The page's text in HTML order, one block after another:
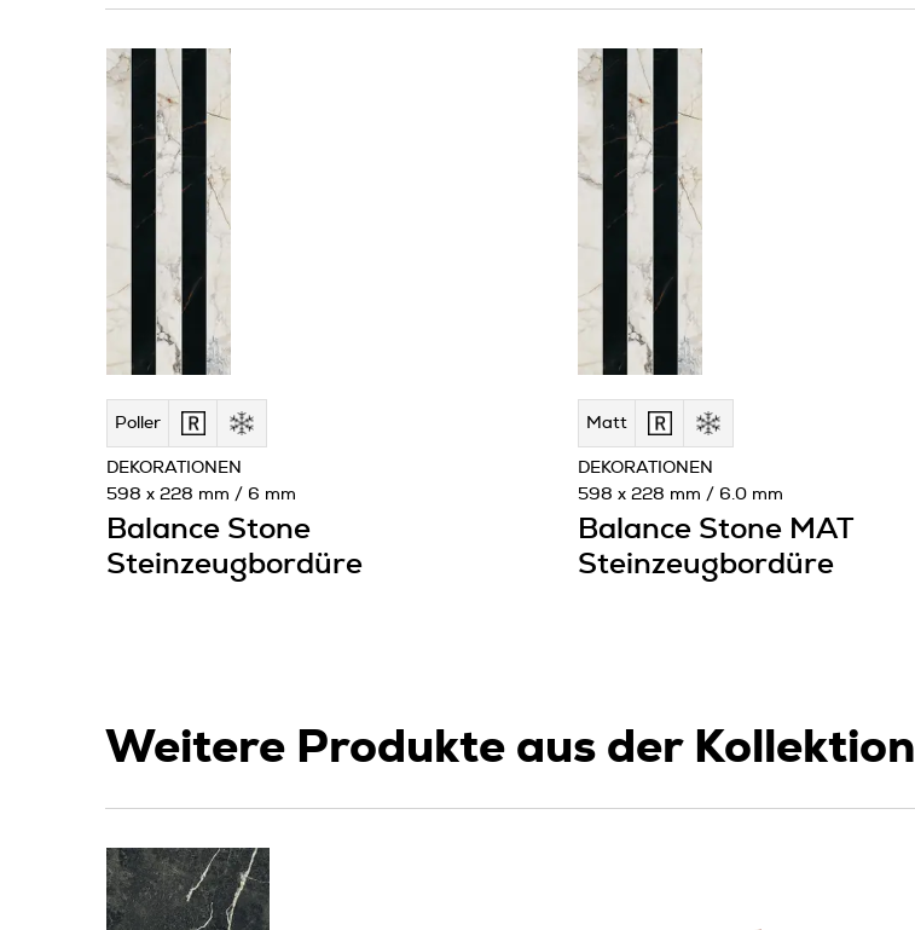
Poller
Balance Stone
Steinzeugbordüre
DEKORATIONEN
598 x 228 mm / 6 mm
Matt
Balance Stone MAT
Steinzeugbordüre
DEKORATIONEN
598 x 228 mm / 6.0 mm
Weitere Produkte aus der Kollektion